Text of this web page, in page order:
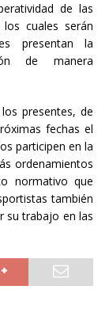
de las
cuales serán
presentan la
de manera
presentes, de
fechas el
participen en la
ordenamientos
normativo que
también
su trabajo en las